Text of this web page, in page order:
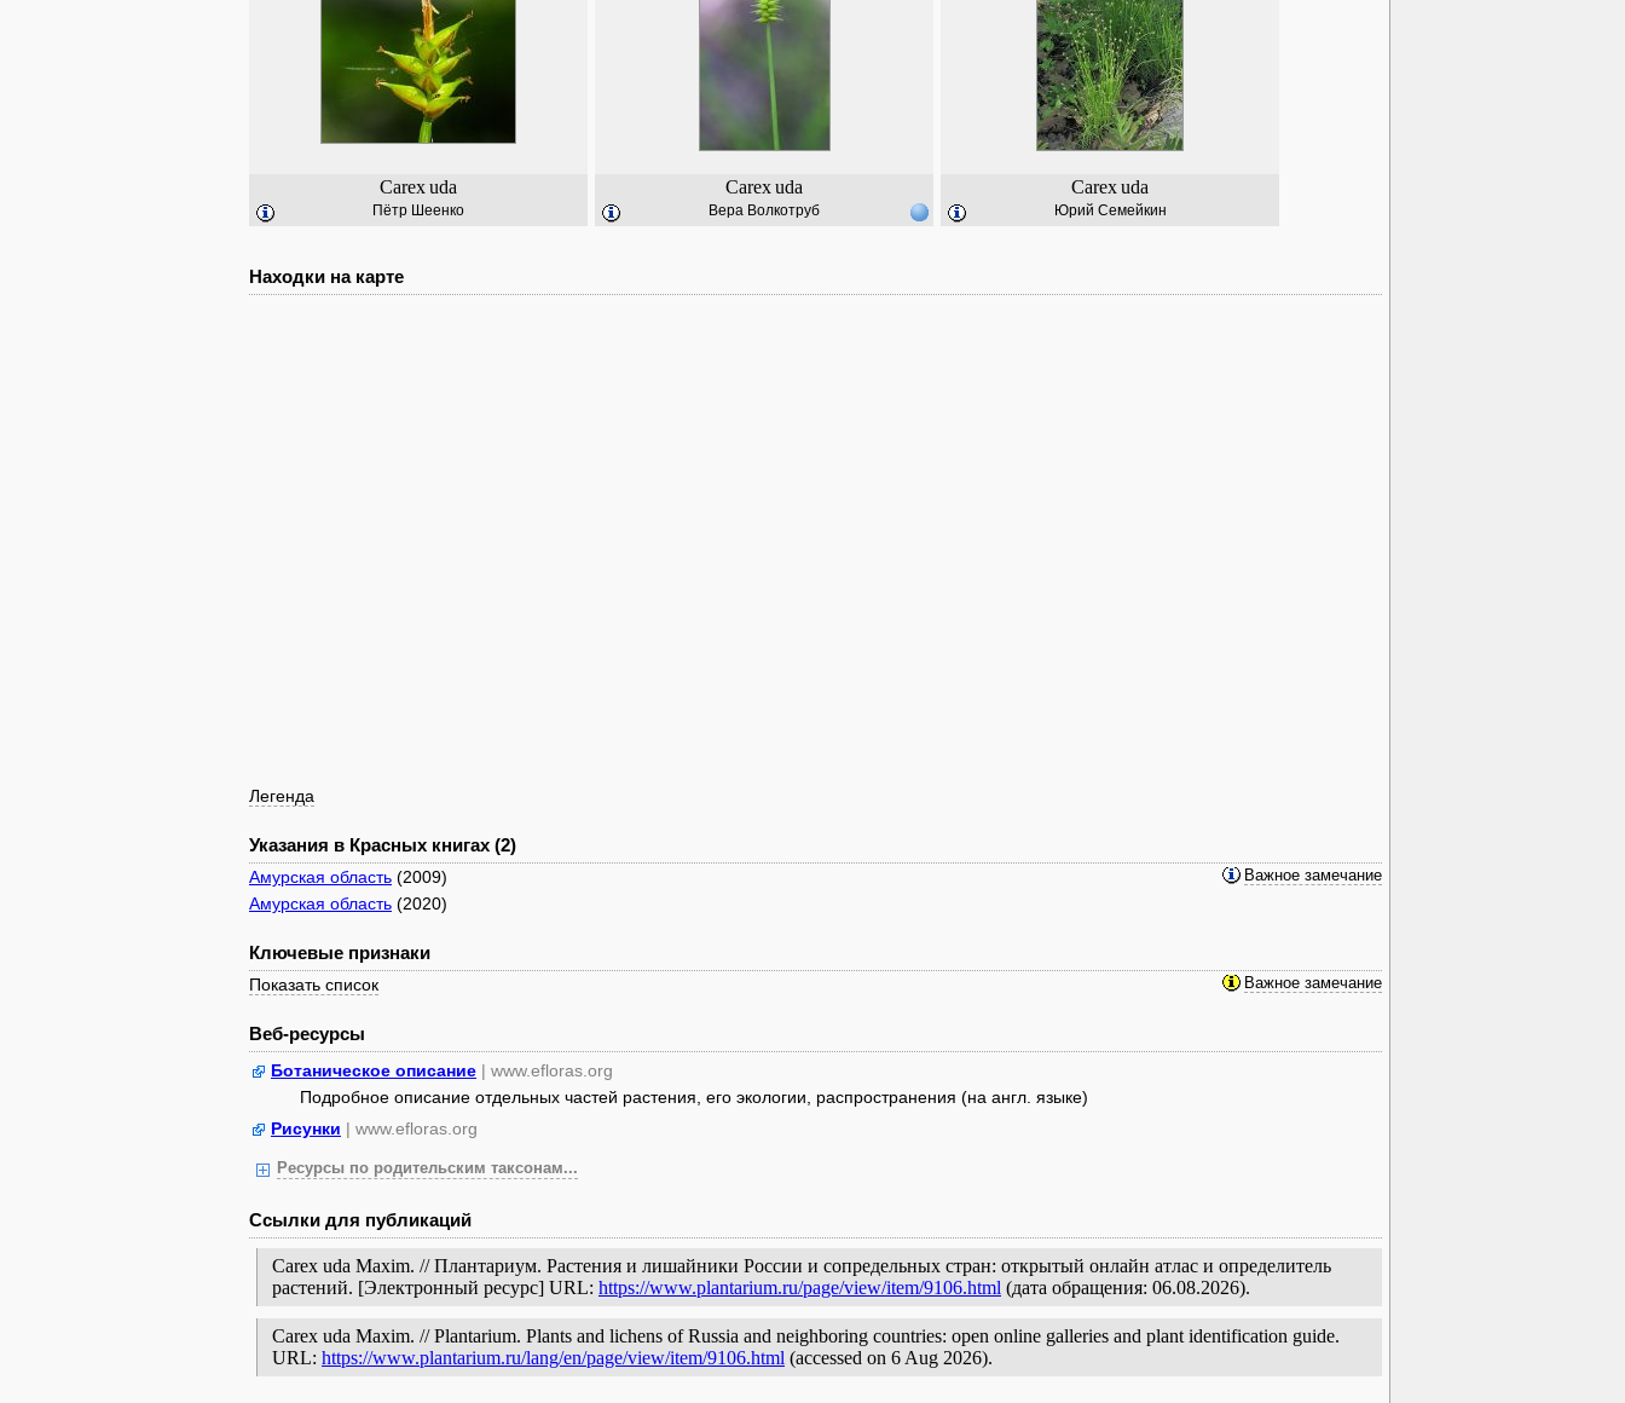
Carexuda
Пётр Шеенко
Carexuda
Вера Волкотруб
Carexuda
Юрий Семейкин
Находки на карте
Легенда
Указания в Красных книгах (2)
Важное замечание
Амурская область (2009)
Амурская область (2020)
Ключевые признаки
Показать список Важное замечание
Веб-ресурсы
Ботаническое описание | www.efloras.org
Подробное описание отдельных частей растения, его экологии, распространения (на англ. языке)
Рисунки | www.efloras.org
Ресурсы по родительским таксонам...
Ссылки для публикаций
Carex uda Maxim. // Плантариум. Растения и лишайники России и сопредельных стран: открытый онлайн атлас и определитель
растений. [Электронный ресурс] URL: https://www.plantarium.ru/page/view/item/9106.html (дата обращения: 06.08.2026).
Carex uda Maxim. // Plantarium. Plants and lichens of Russia and neighboring countries: open online galleries and plant identification guide.
URL: https://www.plantarium.ru/lang/en/page/view/item/9106.html (accessed on 6 Aug 2026).